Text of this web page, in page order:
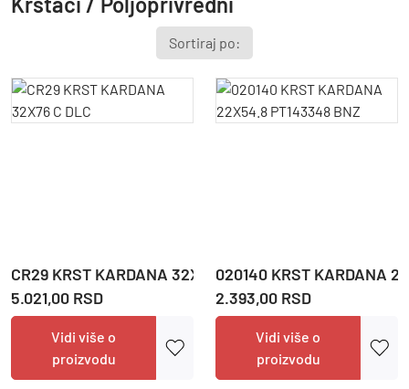
Cena
Filter
Sortiraj po:
CR29 KRST KARDANA 32X76 C DLC
5.021,00 RSD
Vidi više o
proizvodu
020140 KRST KARDANA
2.393,00 RSD
Vidi više o
proizvodu